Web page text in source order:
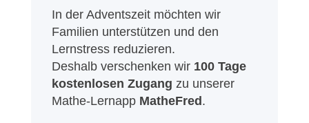
In der Adventszeit möchten wir
Familien unterstützen und den
Lernstress reduzieren.
Deshalb verschenken wir 100 Tage
kostenlosen Zugang zu unserer
Mathe-Lernapp MatheFred .